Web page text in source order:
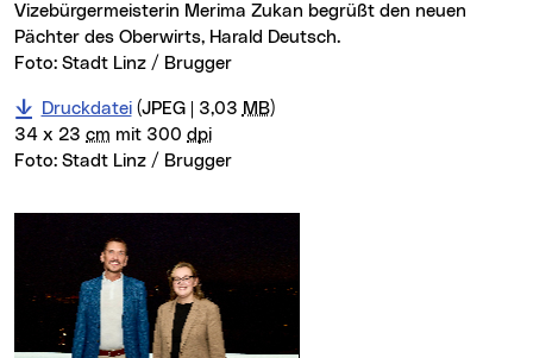
Vizebürgermeisterin Merima Zukan begrüßt den neuen
Pächter des Oberwirts, Harald Deutsch.
Foto: Stadt Linz / Brugger
Druckdatei(JPEG | 3,03 MB)
34 x 23 cm mit 300 dpi
Foto: Stadt Linz / Brugger